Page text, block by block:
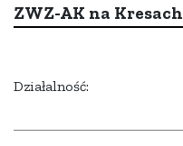
ZWZ-AK na Kresach
Działalność: